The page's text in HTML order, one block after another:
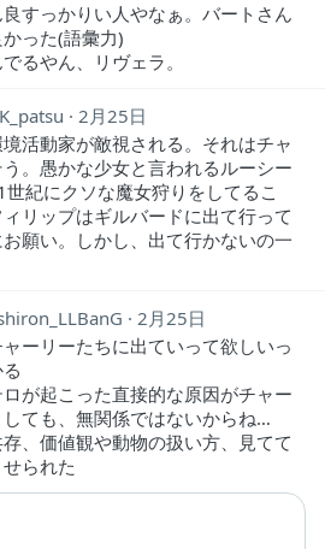
すっかりい人やなぁ。バートさん
った(語彙力)
るやん、リヴェラ。
2月25日
活動家が敵視される。それはチャ
。愚かな少女と言われるルーシー
紀にクソな魔女狩りをしてるこ
リップはギルバードに出て行って
願い。しかし、出て行かないの一
2月25日
ーリーたちに出ていって欲しいっ
が起こった直接的な原因がチャー
しても、無関係ではないからね…
、価値観や動物の扱い方、見てて
られた